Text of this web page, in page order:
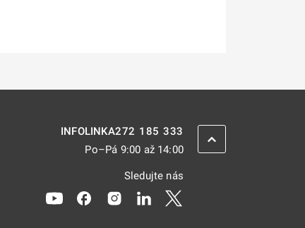
INFOLINKA272 185 333
Po–Pá 9:00 až 14:00
Sledujte nás
Odkaz se otevře na nové kartě
Odkaz se otevře na nové kartě
Odkaz se otevře na nové kartě
Odkaz se otevře na nové
ZPĚT NAHORU